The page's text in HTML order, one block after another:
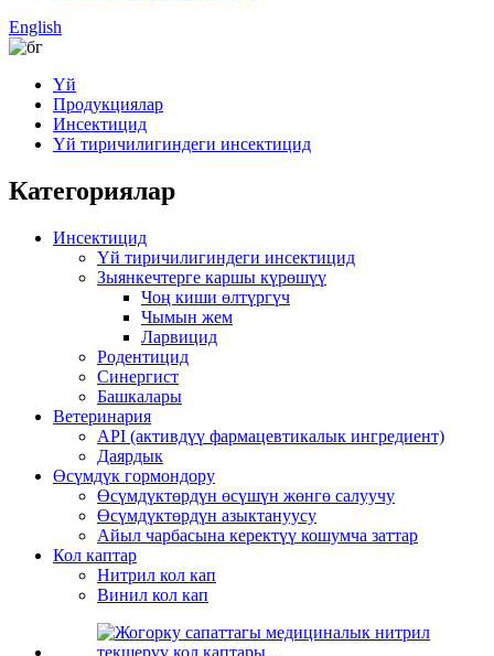
English
Үй
Продукциялар
Инсектицид
Үй тиричилигиндеги инсектицид
Категориялар
Инсектицид
Үй тиричилигиндеги инсектицид
Зыянкечтерге каршы күрөшүү
Чоң киши өлтүргүч
Чымын жем
Ларвицид
Родентицид
Синергист
Башкалары
Ветеринария
API (активдүү фармацевтикалык ингредиент)
Даярдык
Өсүмдүк гормондору
Өсүмдүктөрдүн өсүшүн жөнгө салуучу
Өсүмдүктөрдүн азыктануусу
Айыл чарбасына керектүү кошумча заттар
Кол каптар
Нитрил кол кап
Винил кол кап